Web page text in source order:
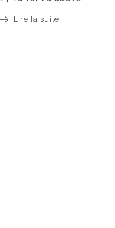
Lire la suite